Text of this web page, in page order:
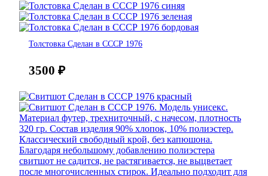
Толстовка Сделан в СССР 1976
3500 ₽